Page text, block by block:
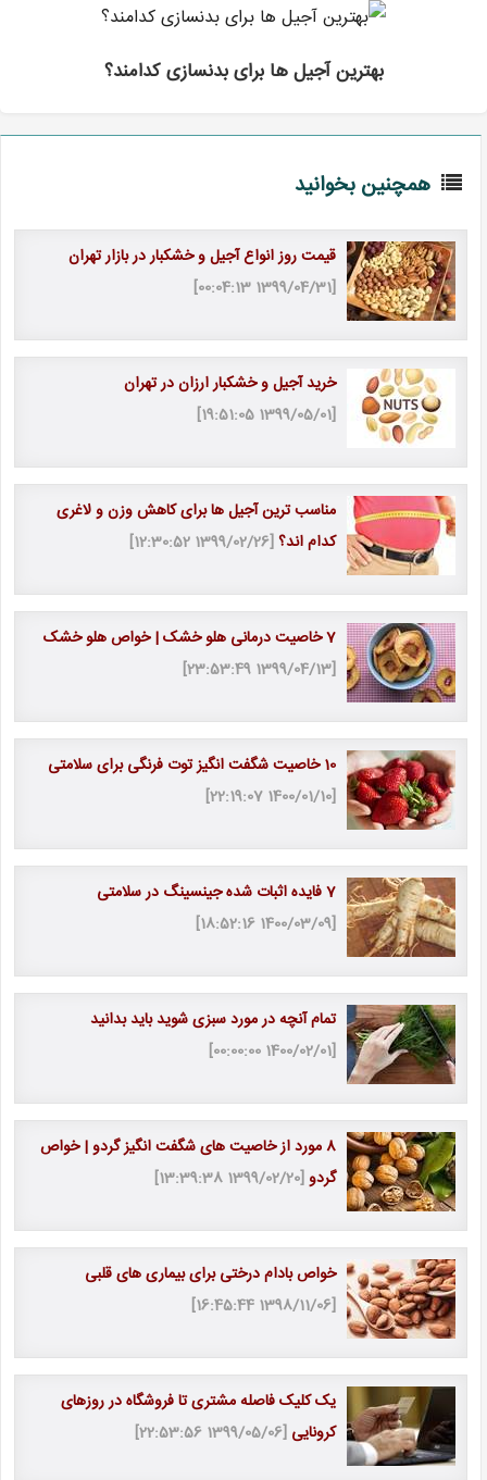
بهترین آجیل ها برای بدنسازی کدامند؟
همچنین بخوانید
قیمت روز انواع آجیل و خشکبار در بازار تهران
[1399/04/31 00:04:13]
خرید آجیل و خشکبار ارزان در تهران
[1399/05/01 19:51:05]
مناسب ترین آجیل ها برای کاهش وزن و لاغری
کدام اند؟[1399/02/26 12:30:52]
7 خاصیت درمانی هلو خشک | خواص هلو خشک
[1399/04/13 23:53:49]
10 خاصیت شگفت انگیز توت فرنگی برای سلامتی
[1400/01/10 22:19:07]
7 فایده اثبات شده جینسینگ در سلامتی
[1400/03/09 18:52:16]
تمام آنچه در مورد سبزی شوید باید بدانید
[1400/02/01 00:00:00]
8 مورد از خاصیت های شگفت انگیز گردو | خواص
گردو[1399/02/20 13:39:38]
خواص بادام درختی برای بیماری های قلبی
[1398/11/06 16:45:44]
یک کلیک فاصله مشتری تا فروشگاه در روزهای
کرونایی [1399/05/06 22:53:56]